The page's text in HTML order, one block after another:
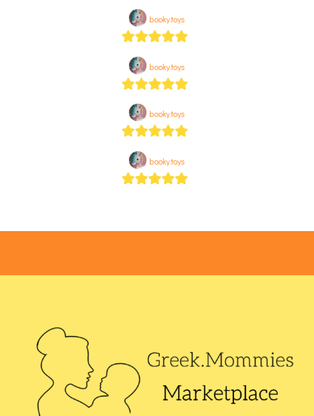
5out of 5
booky.toys
5out of 5
booky.toys
5out of 5
booky.toys
5out of 5
booky.toys